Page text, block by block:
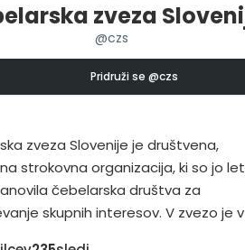
zveza
@czs
Pridruži se @czs
zveza Slovenije je društvena,
strokovna organizacija, ki so jo
čebelarska društva za
skupnih interesov. V zvezo je